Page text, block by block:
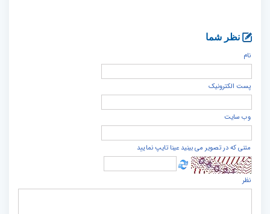
نظر شما
نام
پست الكترونيک
وب سایت
متنی که در تصویر می بینید عینا تایپ نمایید
نظر